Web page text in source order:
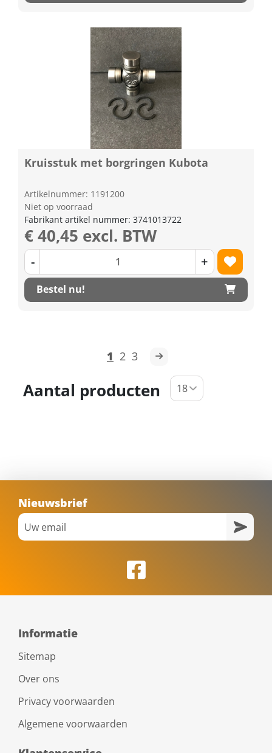
Kruisstuk met borgringen Kubota
Artikelnummer: 1191200
Niet op voorraad
Fabrikant artikel nummer: 3741013722
€ 40,45 excl. BTW
- +
Bestel nu!
1 2 3
Aantal producten
Nieuwsbrief
Informatie
Sitemap
Over ons
Privacy voorwaarden
Algemene voorwaarden